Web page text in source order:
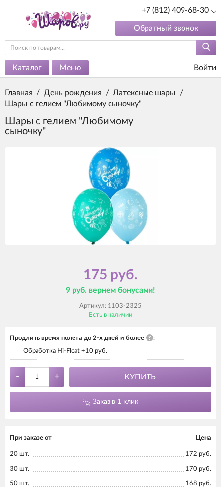
+7 (812) 409-68-30
Обратный звонок
Каталог Меню Войти
Главная / День рождения / Латексные шары
/
Шары с гелием "Любимому сыночку"
Шары с гелием "Любимому
сыночку"
175 руб.
9 руб. вернем бонусами!
Артикул: 1103-2325
Есть в наличии
Продлить время полета до 2-х дней и более ? :
Обработка Hi-Float +10 руб.
- + КУПИТЬ
Заказ в 1 клик
При заказе от Цена
20 шт. 172 руб.
30 шт. 170 руб.
50 шт. 168 руб.